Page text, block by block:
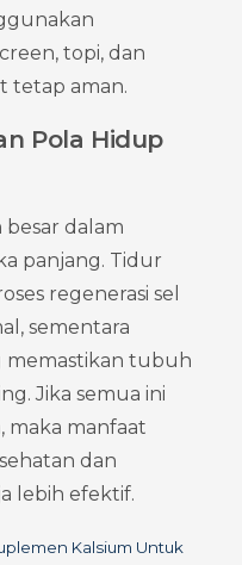
topi, dan
tetap aman.
Pola Hidup
dalam
panjang. Tidur
regenerasi sel
sementara
memastikan tubuh
Jika semua ini
maka manfaat
dan
lebih efektif.
Kalsium Untuk